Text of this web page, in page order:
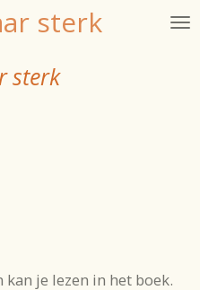
sterk
sterk
je lezen in het boek.